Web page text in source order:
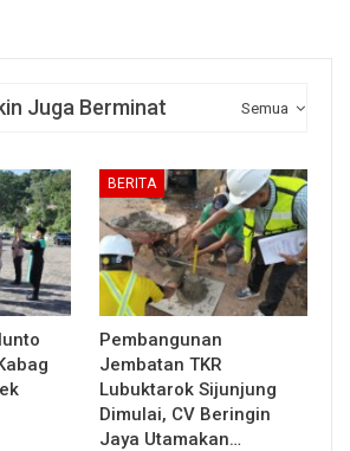
Semua
Juga Berminat
BERITA
Pembangunan
Jembatan TKR
Lubuktarok Sijunjung
Dimulai, CV Beringin
Jaya Utamakan…